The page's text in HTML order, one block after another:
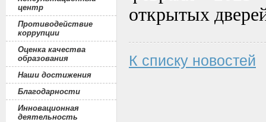
центр
Противодействие
коррупции
Оценка качества
образования
Наши достижения
Благодарности
Инновационная
деятельность
открытых
К списку новостей